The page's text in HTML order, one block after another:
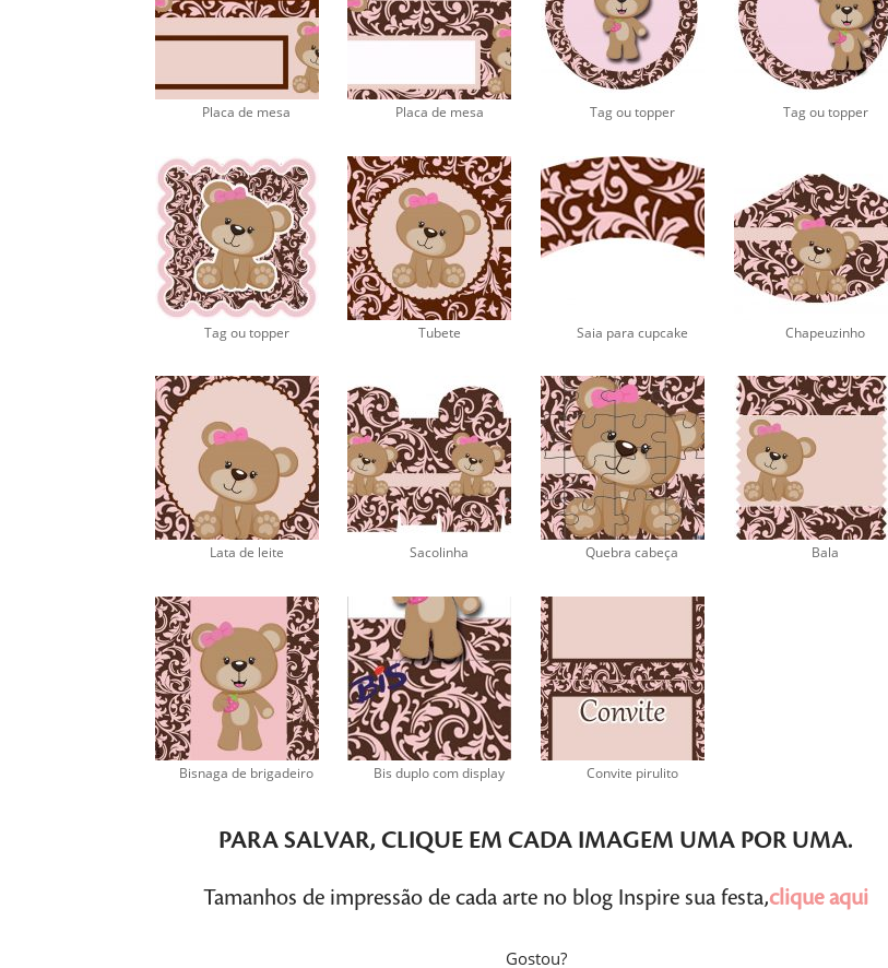
Placa de mesa Placa de mesa Tag ou topper Tag ou topper
Tag ou topper Tubete Saia para cupcake Chapeuzinho
Lata de leite Sacolinha Quebra cabeça Bala
Bisnaga de brigadeiro Bis duplo com display Convite pirulito
PARA SALVAR,CLIQUE EM CADA IMAGEM UMA POR UMA.
Tamanhos de impressão de cada arte no blog Inspire sua festa,clique aqui
Gostou?